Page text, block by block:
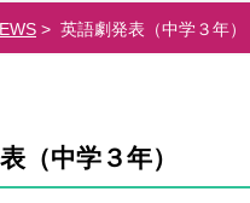
、各教科の取り組み
フスキルプログラム
年間行事
> 英語劇発表（中学３年）
（中学３年）